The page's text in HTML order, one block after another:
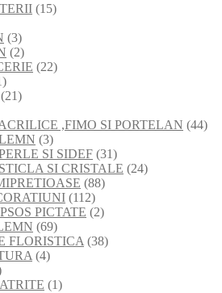
1515
33
produse
22
produse
2222
1
produs
2121
produse,FIMO SI PORTELAN 4444
33
produse
SI SIDEF 3131
de
SI CRISTALE 2424
8888
produse
112112
produse
PICTATE 22
6969
de
FLORISTICA 3838
44
11